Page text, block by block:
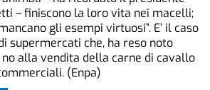
– finiscono la loro vita nei macelli;
gli esempi virtuosi”. E’ il caso
supermercati che, ha reso noto
alla vendita della carne di cavallo
(Enpa)